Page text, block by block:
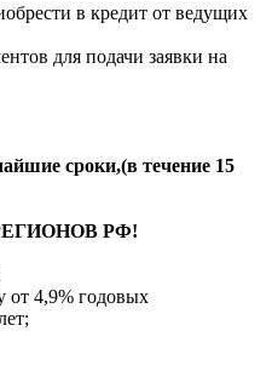
в кредит от ведущих
для подачи заявки на
сроки,(в течение 15
РФ!
от 4,9% годовых